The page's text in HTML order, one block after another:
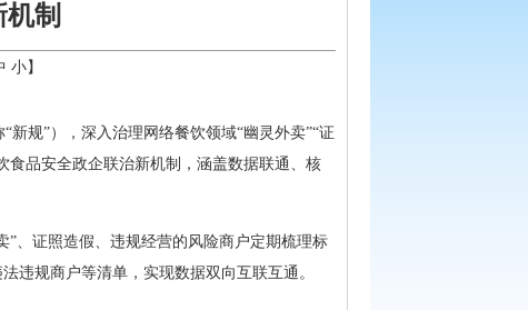
制
小】
规”），深入治理网络餐饮领域“幽灵外卖”“证
食品安全政企联治新机制，涵盖数据联通、核
”、证照造假、违规经营的风险商户定期梳理标
违规商户等清单，实现数据双向互联互通。